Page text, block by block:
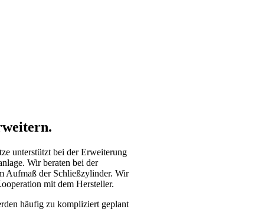
unterstützt bei der Erweiterung
Wir beraten bei der
Aufmaß der Schließzylinder. Wir
mit dem Hersteller.
häufig zu kompliziert geplant